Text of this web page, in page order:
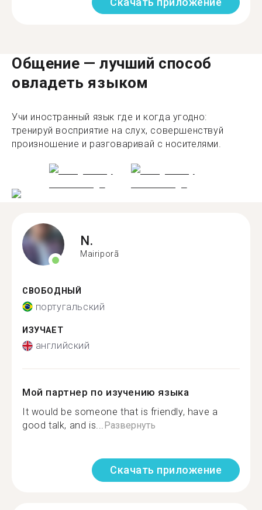
Общение — лучший способ
овладеть языком
Учи иностранный язык где и когда угодно:
тренируй восприятие на слух, совершенствуй
произношение и разговаривай с носителями.
N.
Mairiporã
СВОБОДНЫЙ
португальский
ИЗУЧАЕТ
английский
Мой партнер по изучению языка
It would be someone that is friendly, have a
good talk, and is...Развернуть
Скачать приложение